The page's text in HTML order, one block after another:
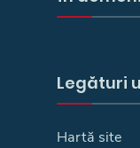
Legături
Hartă site